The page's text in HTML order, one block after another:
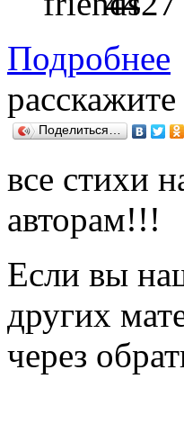
Подробнее
Поделиться…
все стихи
авторам!!!
Если вы
других
через